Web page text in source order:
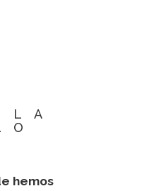
LA
hemos